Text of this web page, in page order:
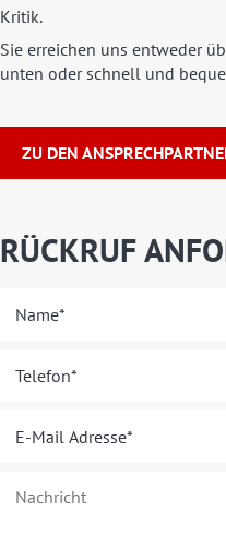
Kritik.
Sie erreichen uns entweder
unten oder schnell und
ZU DEN
RÜCKRUF